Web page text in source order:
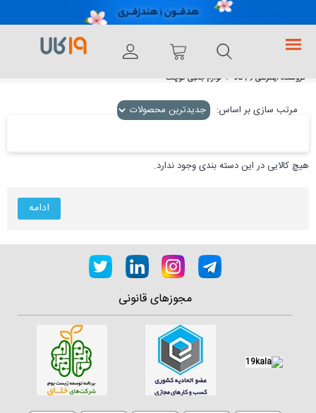
فروشگاه اینترنتی 19کالا لوازم جانبی کوچک
مرتب سازی بر اساس:
هیچ کالایی در این دسته بندی وجود ندارد.
ادامه
مجوزهای قانونی